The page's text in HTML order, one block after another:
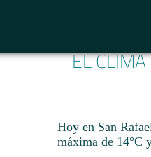
EL
Hoy en San
máxima de 14°C